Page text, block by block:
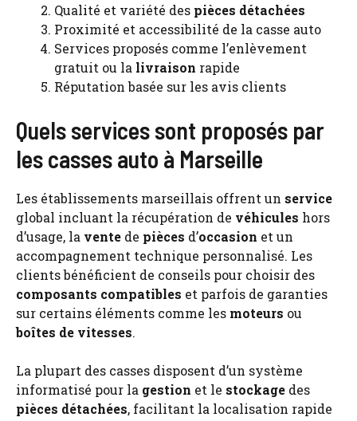
Qualité et variété des pièces détachées
Proximité et accessibilité de la casse auto
Services proposés comme l’enlèvement
gratuit ou la livraison rapide
Réputation basée sur les avis clients
Quels services sont proposés par
les casses auto à Marseille
Les établissements marseillais offrent un service
global incluant la récupération de véhicules hors
d’usage, la vente de pièces d’occasion et un
accompagnement technique personnalisé. Les
clients bénéficient de conseils pour choisir des
composants compatibles et parfois de garanties
sur certains éléments comme les moteurs ou
boîtes de vitesses.
La plupart des casses disposent d’un système
informatisé pour la gestion et le stockage des
pièces détachées, facilitant la localisation rapide